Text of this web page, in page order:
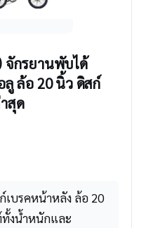
จักรยานพับได้
ลู ล้อ 20 นิ้ว ดิสก์
สุด
เบรคหน้าหลัง ล้อ 20
งน้ำหนักและ